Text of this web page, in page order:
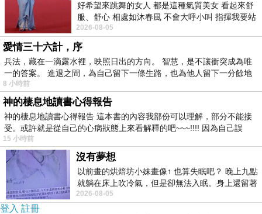
種自我反省與救贖，不光是針對你曾經的工作方
式，甚至你會在這段時間發現一些你最愛的食物、
飲食習慣、口味成為了你的健康殺手，讓你不得不
去戒除一些你曾經愛吃的，甚至是改變一些生活習
慣。
本年度的海逆，還會在其他行星的相位交織下，體
現出這階段獨有特點。
繼續閱讀:
【柒爸星座】海王星逆行，對我們的影響
【判答】又一輪海王星逆行，12星座不被坑不發慌
好希望來跳舞的女人 都是這種氣質美女 看起來舒
服、舒心 相處如沐春風 不會大呼小叫 指揮我要站
哪個位子 妳老幾？？
2026-08-05
愛情三十六計，序
兵法，藏在一滴露水裡，映照日出的方向。 智慧，是不讓衝突成為唯
一的答案。 進退之間，為自己留下一條生路，也為他人留下一分餘地
8 小時前
神的棲息地讀書心得報告
神的棲息地讀書心得報告 這本書的內容我部份可以理解，部分不能接
受。或許就是從自己的心病狀態上來看解釋的吧~~~!!!! 因為自己誤
15 小時前
沒有夢想
以前畫的烘焙坊小妹畫像↑ 也算失眠吧？ 晚上九點
就躺在床上吹冷氣，但是卻無法入眠。身上還留著
四點多跑的六公里的疲
2026-08-05
登入 註冊